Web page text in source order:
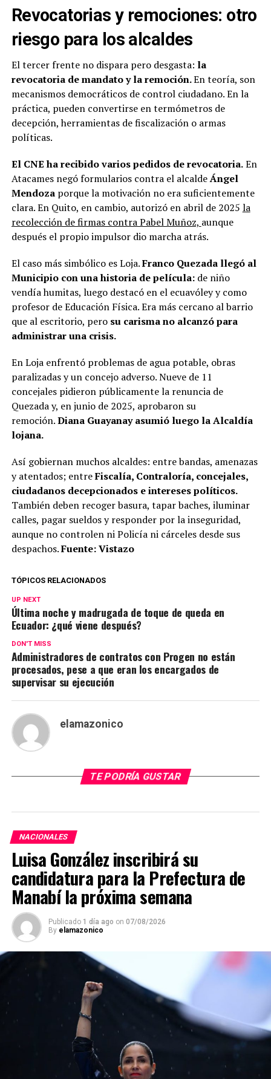
Revocatorias y remociones: otro
riesgo para los alcaldes
El tercer frente no dispara pero desgasta: la
revocatoria de mandato y la remoción.En teoría, son
mecanismos democráticos de control ciudadano. En la
práctica, pueden convertirse en termómetros de
decepción, herramientas de fiscalización o armas
políticas.
El CNE ha recibido varios pedidos de revocatoria.En
Atacames negó formularios contra el alcaldeÁngel
Mendoza porque la motivación no era suficientemente
clara. En Quito, en cambio, autorizó en abril de 2025 la
recolección de firmas contra Pabel Muñoz, aunque
después el propio impulsor dio marcha atrás.
El caso más simbólico es Loja.Franco Quezada llegó al
Municipio con una historia de película: de niño
vendía humitas, luego destacó en el ecuavóley y como
profesor de Educación Física. Era más cercano al barrio
que al escritorio, pero su carisma no alcanzó para
administrar una crisis.
En Loja enfrentó problemas de agua potable, obras
paralizadas y un concejo adverso. Nueve de 11
concejales pidieron públicamente la renuncia de
Quezada y, en junio de 2025, aprobaron su
remoción.Diana Guayanay asumió luego la Alcaldía
lojana.
Así gobiernan muchos alcaldes: entre bandas, amenazas
y atentados; entreFiscalía, Contraloría, concejales,
ciudadanos decepcionados e intereses políticos.
También deben recoger basura, tapar baches, iluminar
calles, pagar sueldos y responder por la inseguridad,
aunque no controlen ni Policía ni cárceles desde sus
despachos.Fuente: Vistazo
TÓPICOS RELACIONADOS
UP NEXT
Última noche y madrugada de toque de queda en
Ecuador: ¿qué viene después?
DON'T MISS
Administradores de contratos con Progen no están
procesados, pese a que eran los encargados de
supervisar su ejecución
elamazonico
TE PODRÍA GUSTAR
NACIONALES
Luisa González inscribirá su
candidatura para la Prefectura de
Manabí la próxima semana
Publicado 1 día ago on 07/08/2026
By elamazonico